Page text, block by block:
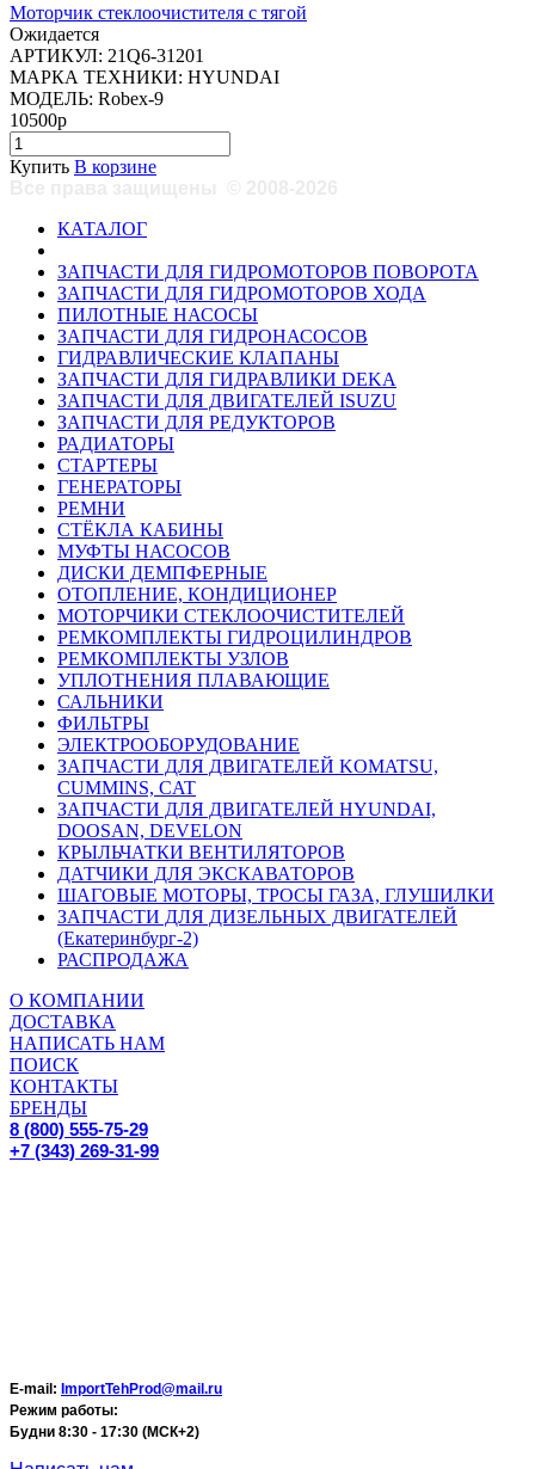
Моторчик стеклоочистителя с тягой
Ожидается
АРТИКУЛ: 21Q6-31201
МАРКА ТЕХНИКИ: HYUNDAI
МОДЕЛЬ: Robex-9
10500р
Купить В корзине
КАТАЛОГ
ЗАПЧАСТИ ДЛЯ ГИДРОМОТОРОВ ПОВОРОТА
ЗАПЧАСТИ ДЛЯ ГИДРОМОТОРОВ ХОДА
ПИЛОТНЫЕ НАСОСЫ
ЗАПЧАСТИ ДЛЯ ГИДРОНАСОСОВ
ГИДРАВЛИЧЕСКИЕ КЛАПАНЫ
ЗАПЧАСТИ ДЛЯ ГИДРАВЛИКИ DEKA
ЗАПЧАСТИ ДЛЯ ДВИГАТЕЛЕЙ ISUZU
ЗАПЧАСТИ ДЛЯ РЕДУКТОРОВ
РАДИАТОРЫ
СТАРТЕРЫ
ГЕНЕРАТОРЫ
РЕМНИ
СТЁКЛА КАБИНЫ
МУФТЫ НАСОСОВ
ДИСКИ ДЕМПФЕРНЫЕ
ОТОПЛЕНИЕ, КОНДИЦИОНЕР
МОТОРЧИКИ СТЕКЛООЧИСТИТЕЛЕЙ
РЕМКОМПЛЕКТЫ ГИДРОЦИЛИНДРОВ
РЕМКОМПЛЕКТЫ УЗЛОВ
УПЛОТНЕНИЯ ПЛАВАЮЩИЕ
САЛЬНИКИ
ФИЛЬТРЫ
ЭЛЕКТРООБОРУДОВАНИЕ
ЗАПЧАСТИ ДЛЯ ДВИГАТЕЛЕЙ KOMATSU,
CUMMINS, CAT
ЗАПЧАСТИ ДЛЯ ДВИГАТЕЛЕЙ HYUNDAI,
DOOSAN, DEVELON
КРЫЛЬЧАТКИ ВЕНТИЛЯТОРОВ
ДАТЧИКИ ДЛЯ ЭКСКАВАТОРОВ
ШАГОВЫЕ МОТОРЫ, ТРОСЫ ГАЗА, ГЛУШИЛКИ
ЗАПЧАСТИ ДЛЯ ДИЗЕЛЬНЫХ ДВИГАТЕЛЕЙ
(Екатеринбург-2)
РАСПРОДАЖА
О КОМПАНИИ
ДОСТАВКА
НАПИСАТЬ НАМ
ПОИСК
КОНТАКТЫ
БРЕНДЫ
8 (800) 555-75-29
+7 (343) 269-31-99
E-mail: ImportTehProd@mail.ru
Режим работы:
Будни 8:30 - 17:30 (МСК+2)